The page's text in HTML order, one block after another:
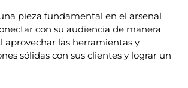
pieza fundamental en el arsenal
con su audiencia de manera
las herramientas y
sólidas con sus clientes y lograr un